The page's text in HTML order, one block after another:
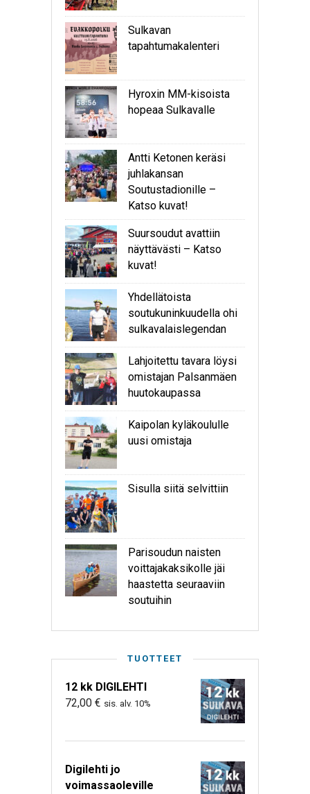
Sulkavan
tapahtumakalenteri
Hyroxin MM-kisoista
hopeaa Sulkavalle
Antti Ketonen keräsi
juhlakansan
Soutustadionille –
Katso kuvat!
Suursoudut avattiin
näyttävästi – Katso
kuvat!
Yhdellätoista
soutukuninkuudella ohi
sulkavalaislegendan
Lahjoitettu tavara löysi
omistajan Palsanmäen
huutokaupassa
Kaipolan kyläkoululle
uusi omistaja
Sisulla siitä selvittiin
Parisoudun naisten
voittajakaksikolle jäi
haastetta seuraaviin
soutuihin
TUOTTEET
12 kk DIGILEHTI
72,00 € sis. alv. 10%
Digilehti jo
voimassaoleville